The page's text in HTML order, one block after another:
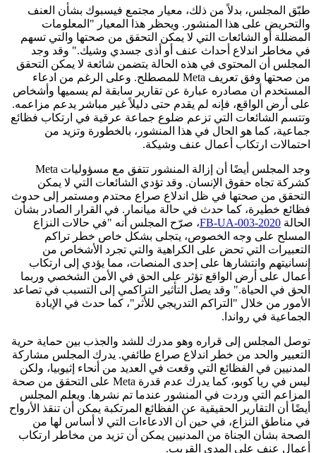
طبّق المجلس، بدلاً من ذلك، معيار مجتمع فيسبوك بشأن العنف
والتحريض على هذا المنشور. ويحظر هذا المعيار "المعلومات
المضللة أو الشائعات التي لا يمكن التحقق من صحتها والتي تسهم
في مخاطر اندلاع أحداث عنف أو أذى جسدي وشيك." وقد وجد
المجلس أن المحتوى في هذه الحالة يتضمن شائعة لا يمكن التحقق
من صحتها وفق تعريف Meta للمصطلح. وعلى الرغم من ادعاء
المستخدم أن مصادره عبارة عن تقارير سابقة لم يسميها وأشخاص
على أرض الواقع، فإنه لم يقدم حتى دليلاً غير مباشر يدعم مزاعمه.
وتتسم الشائعات التي تزعم ضلوع جماعة عرقية في ارتكاب فظائع
جماعية، كما هو الحال في هذا المنشور، بالخطورة وتزيد من
احتمالات ارتكاب أعمال عنف وشيكة.
وجد المجلس أيضًا أن إزالة المنشور تتفق مع مسؤوليات Meta
كشركة تجاه حقوق الإنسان. وقد تؤدي الشائعات التي لا يمكن
التحقق من صحتها في ظل اندلاع صراع محتدم ومستمر إلى حدوث
فظائع خطيرة، كما حدث في حالة ميانمار. في القرار الصادر بشأن
الحالة 2020-003-FB-UA
، صرّح المجلس أنه "في حالات النزاع
المسلح على وجه الخصوص، يتجلى بشكل خاص خطر تراكم
التعبيرات التي تحض على الكراهية والتي تجرد الأشخاص من
إنسانيتهم وانتشارها على إحدى المنصات، مما يؤدي إلى ارتكاب
أعمال على أرض الواقع تؤثر على الحق في الأمن الشخصي وربما
الحق في الحياة." وقد يصل التأثير التراكمي إلى التسبب في تصاعد
الأمور من خلال "التراكم التدريجي للأثر"، كما حدث في الإبادة
الجماعية في رواندا.
توصل المجلس إلى قراره وهو مدرك للشد والجذب بين حماية حرية
التعبير والحد من خطر اندلاع صراع طائفي. يدرك المجلس مشاركة
المدنيين في الفظائع التي وقعت في العديد من أنحاء إثيوبيا، ولكن
ليس في ريا كوبو، كما يدرك عدم قدرة Meta على التحقق من صحة
المزاعم التي وردت في المنشور عندما تم نشرها. ويعلم المجلس
أيضًا أن التقارير الحقيقية عن الفظائع المرتكبة يمكن أن تنقذ الأرواح
في مناطق النزاع، في حين أن الادعاءات التي لا أساس لها من
الصحة بشأن الجناة من المدنيين يمكن أن تزيد من مخاطر ارتكاب
أعمال عنف على المدى القريب.